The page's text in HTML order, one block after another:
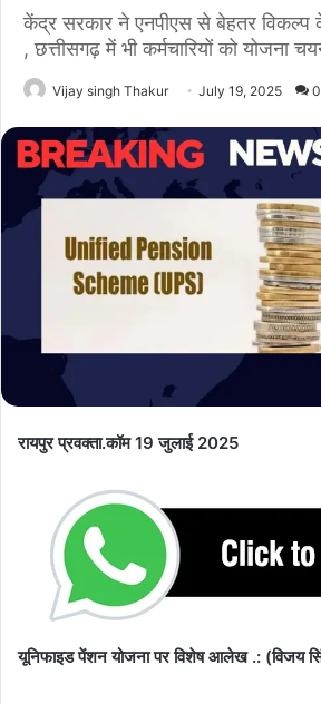
केंद्र सरकार ने एनपीएस से बेहतर विकल्प
, छत्तीसगढ़ में भी कर्मचारियों को योजना
Vijay singh Thakur July 19, 2025 0
रायपुर प्रवक्ता.कॉम 19 जुलाई 2025
यूनिफाइड पेंशन योजना पर विशेष आलेख .: (विजय